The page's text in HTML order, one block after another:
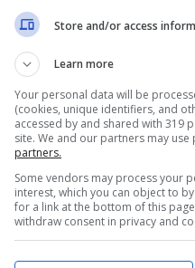
poco rimettendo in
Store and/or access
Learn more
Your personal data will be
(cookies, unique identifiers, and
accessed by and shared with 319
site. We and our partners may
partners.
Some vendors may process your
interest, which you can object to
for a link at the bottom of this
withdraw consent in privacy and